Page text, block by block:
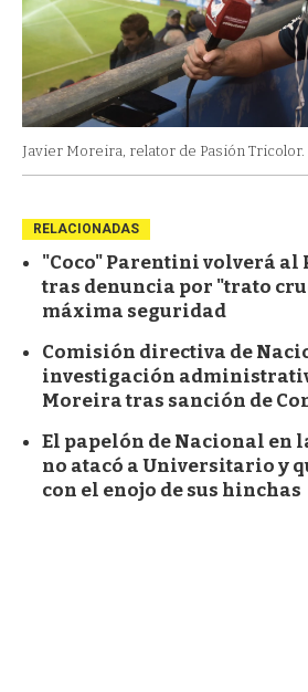
Javier Moreira, relator de Pasión Tricolor.
RELACIONADAS
"Coco" Parentini volverá al
tras denuncia por "trato
máxima seguridad
Comisión directiva de
investigación
Moreira tras sanción de
El papelón de Nacional en
no atacó a Universitario y
con el enojo de sus hinchas